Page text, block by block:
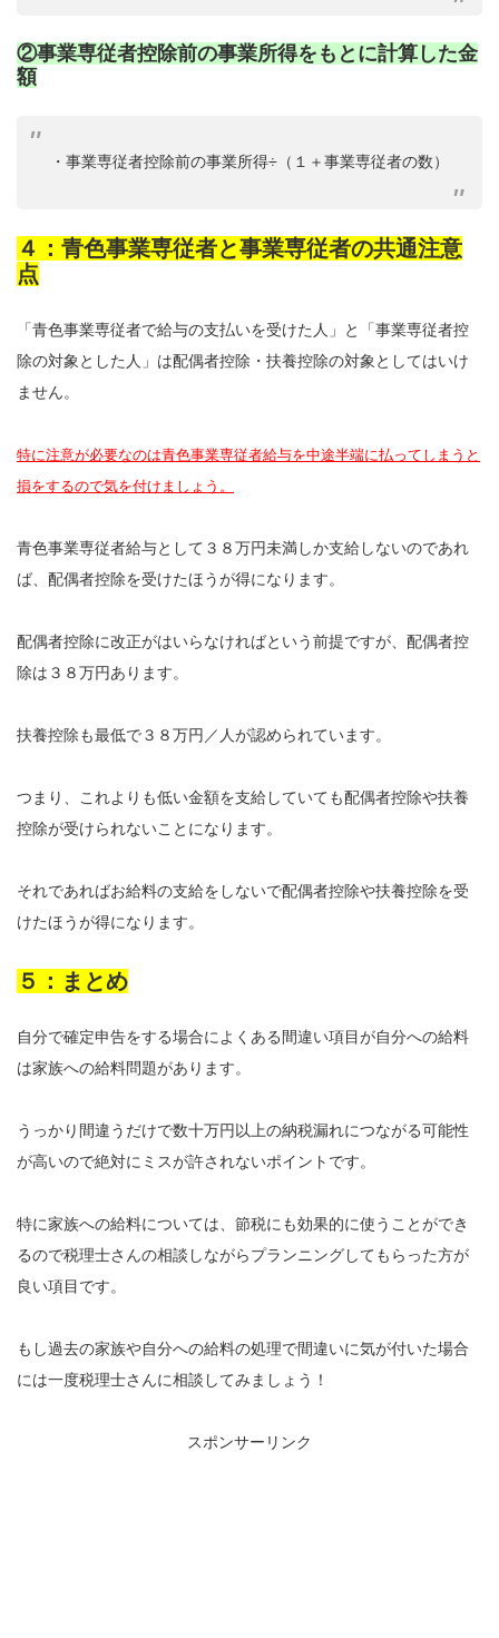
②事業専従者控除前の事業所得をもとに計算した金
額
・事業専従者控除前の事業所得÷（１＋事業専従者の数）
４：青色事業専従者と事業専従者の共通注意
点
「青色事業専従者で給与の支払いを受けた人」と「事業専従者控
除の対象とした人」は配偶者控除・扶養控除の対象としてはいけ
ません。
特に注意が必要なのは青色事業専従者給与を中途半端に払ってしまうと
損をするので気を付けましょう。
青色事業専従者給与として３８万円未満しか支給しないのであれ
ば、配偶者控除を受けたほうが得になります。
配偶者控除に改正がはいらなければという前提ですが、配偶者控
除は３８万円あります。
扶養控除も最低で３８万円／人が認められています。
つまり、これよりも低い金額を支給していても配偶者控除や扶養
控除が受けられないことになります。
それであればお給料の支給をしないで配偶者控除や扶養控除を受
けたほうが得になります。
５：まとめ
自分で確定申告をする場合によくある間違い項目が自分への給料
は家族への給料問題があります。
うっかり間違うだけで数十万円以上の納税漏れにつながる可能性
が高いので絶対にミスが許されないポイントです。
特に家族への給料については、節税にも効果的に使うことができ
るので税理士さんの相談しながらプランニングしてもらった方が
良い項目です。
もし過去の家族や自分への給料の処理で間違いに気が付いた場合
には一度税理士さんに相談してみましょう！
スポンサーリンク